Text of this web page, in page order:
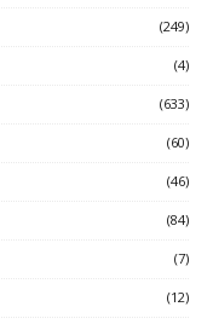
(249)
(4)
(633)
(60)
(46)
(84)
(7)
(12)